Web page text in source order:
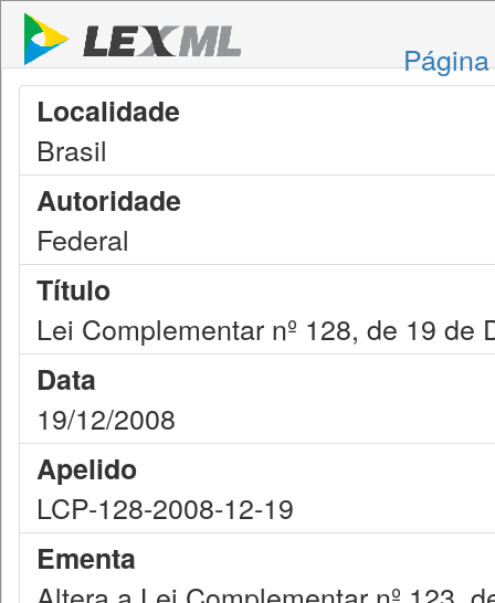
Localidade
Brasil
Autoridade
Federal
Título
Lei Complementar nº 128, de 19 de
Data
19/12/2008
Apelido
LCP-128-2008-12-19
Ementa